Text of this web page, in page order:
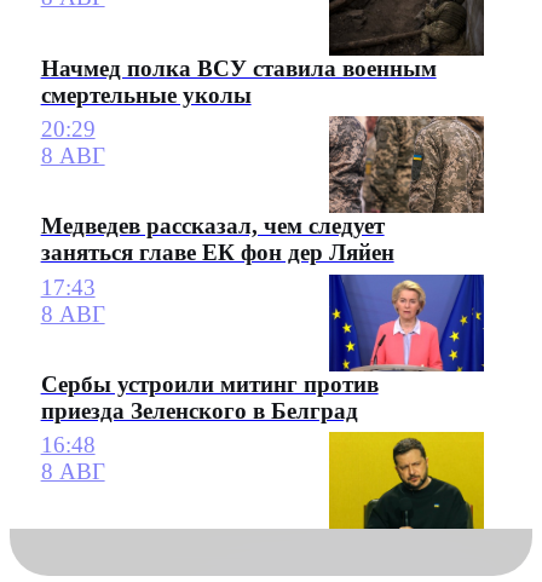
Начмед полка ВСУ ставила военным
смертельные уколы
20:29
8 АВГ
Медведев рассказал, чем следует
заняться главе ЕК фон дер Ляйен
17:43
8 АВГ
Сербы устроили митинг против
приезда Зеленского в Белград
16:48
8 АВГ